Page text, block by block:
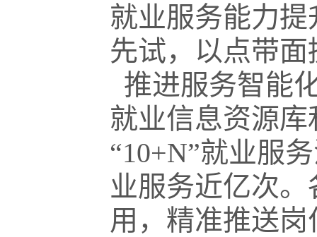
就业服务能力
先试，以点带
推进服务智能
就业信息资源
“10+N”就业服
业服务近亿次
用，精准推送